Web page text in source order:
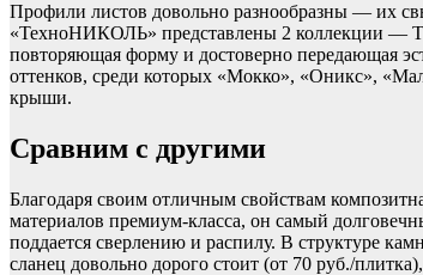
Профили листов довольно разнообразны — их
«ТехноНИКОЛЬ» представлены 2 коллекции
повторяющая форму и достоверно передающая
оттенков, среди которых «Мокко», «Оникс»,
крыши.
Сравним с другими
Благодаря своим отличным свойствам
материалов премиум-класса, он самый
поддается сверлению и распилу. В структуре
сланец довольно дорого стоит (от 70 руб./